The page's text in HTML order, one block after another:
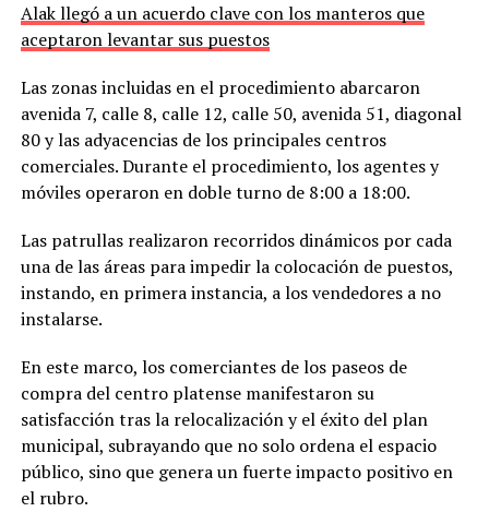
Alak llegó a un acuerdo clave con los manteros que
aceptaron levantar sus puestos
Las zonas incluidas en el procedimiento abarcaron
avenida 7, calle 8, calle 12, calle 50, avenida 51, diagonal
80 y las adyacencias de los principales centros
comerciales. Durante el procedimiento, los agentes y
móviles operaron en doble turno de 8:00 a 18:00.
Las patrullas realizaron recorridos dinámicos por cada
una de las áreas para impedir la colocación de puestos,
instando, en primera instancia, a los vendedores a no
instalarse.
En este marco, los comerciantes de los paseos de
compra del centro platense manifestaron su
satisfacción tras la relocalización y el éxito del plan
municipal, subrayando que no solo ordena el espacio
público, sino que genera un fuerte impacto positivo en
el rubro.